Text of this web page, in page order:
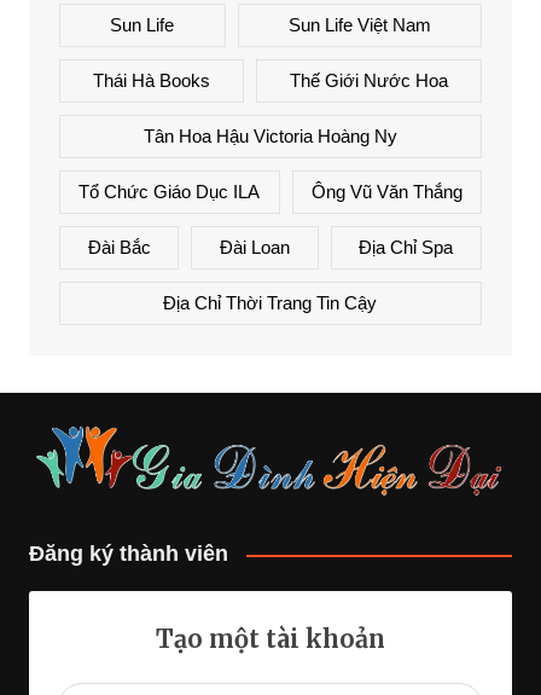
Sun Life Sun Life Việt Nam
Thái Hà Books Thế Giới Nước Hoa
Tân Hoa Hậu Victoria Hoàng Ny
Tổ Chức Giáo Dục ILA Ông Vũ Văn Thắng
Đài Bắc Đài Loan Địa Chỉ Spa
Địa Chỉ Thời Trang Tin Cậy
Đăng ký thành viên
Tạo một tài khoản